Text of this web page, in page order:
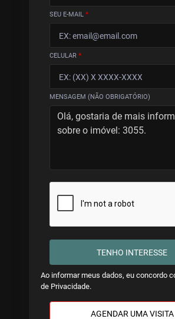
SEU E-MAIL *
CELULAR *
MENSAGEM (NÃO OBRIGATÓRIO)
TENHO INTERESSE
Ao informar meus dados, eu concordo
de Privacidade.
AGENDAR UMA VISITA